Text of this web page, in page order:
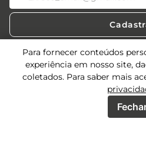
Para fornecer conteúdos
experiência em nosso site,
coletados. Para saber mais
Acessos